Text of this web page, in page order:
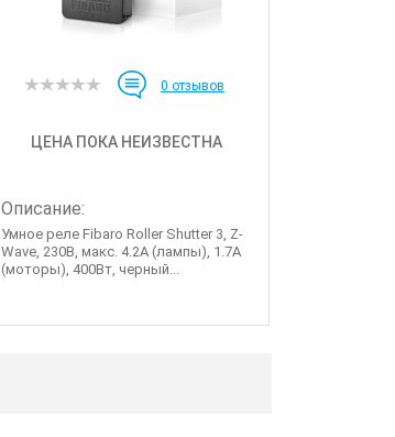
0 отзывов
ЦЕНА ПОКА НЕИЗВЕСТНА
Описание:
Умное реле Fibaro Roller Shutter 3, Z-
Wave, 230В, макс. 4.2A (лампы), 1.7А
(моторы), 400Вт, черный...